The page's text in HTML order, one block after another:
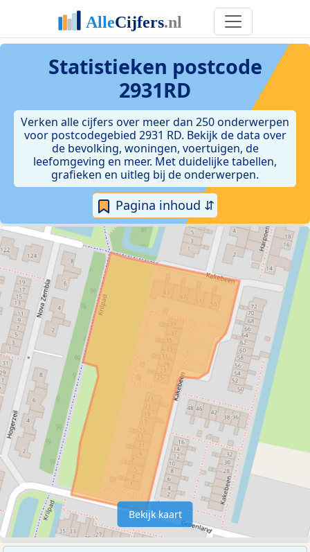
Statistieken postcode
2931RD
Verken alle cijfers over meer dan 250 onderwerpen
voor postcodegebied 2931 RD. Bekijk de data over
de bevolking, woningen, voertuigen, de
leefomgeving en meer. Met duidelijke tabellen,
grafieken en uitleg bij de onderwerpen.
Pagina inhoud ⇵
Bekijk kaart